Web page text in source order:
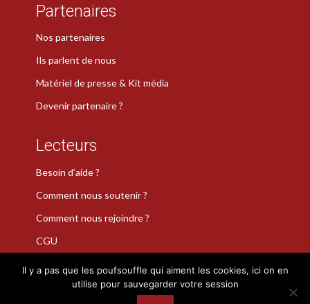
Partenaires
Nos partenaires
Ils parlent de nous
Matériel de presse & Kit média
Devenir partenaire ?
Lecteurs
Besoin d’aide ?
Comment nous soutenir ?
Comment nous rejoindre ?
CGU
La Plume de Poudlard est une marque déposée · Copyright 2026
Il y a pas que les poufsouffle qui aiment les cookies, ici on en
utilise pour sauvegarder votre session